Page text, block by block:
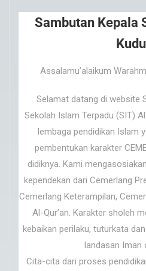
Sambutan Kepala
Assalamu’alaikum
Selamat datang di website
Sekolah Islam Terpadu (SIT)
lembaga pendidikan Islam
pembentukan karakter
didiknya. Kami
kependekan dari Cemerlang
Cemerlang Keterampilan,
Al-Qur’an. Karakter sholeh
kebaikan perilaku, tuturkata
landasan Iman
Cita-cita dari proses